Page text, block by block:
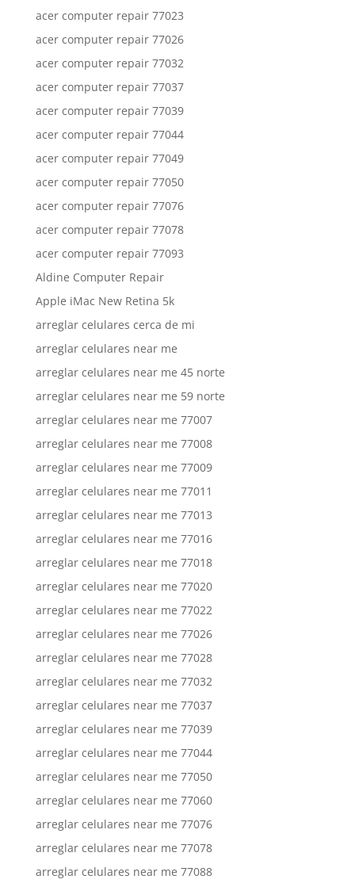
acer computer repair 77023
acer computer repair 77026
acer computer repair 77032
acer computer repair 77037
acer computer repair 77039
acer computer repair 77044
acer computer repair 77049
acer computer repair 77050
acer computer repair 77076
acer computer repair 77078
acer computer repair 77093
Aldine Computer Repair
Apple iMac New Retina 5k
arreglar celulares cerca de mi
arreglar celulares near me
arreglar celulares near me 45 norte
arreglar celulares near me 59 norte
arreglar celulares near me 77007
arreglar celulares near me 77008
arreglar celulares near me 77009
arreglar celulares near me 77011
arreglar celulares near me 77013
arreglar celulares near me 77016
arreglar celulares near me 77018
arreglar celulares near me 77020
arreglar celulares near me 77022
arreglar celulares near me 77026
arreglar celulares near me 77028
arreglar celulares near me 77032
arreglar celulares near me 77037
arreglar celulares near me 77039
arreglar celulares near me 77044
arreglar celulares near me 77050
arreglar celulares near me 77060
arreglar celulares near me 77076
arreglar celulares near me 77078
arreglar celulares near me 77088